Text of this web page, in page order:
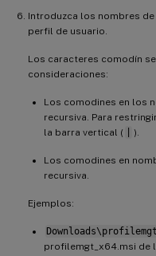
Introduzca los nombres
perfil de usuario.
Los caracteres comodín
consideraciones:
Los comodines en los
recursiva. Para
la barra vertical (
).
Los comodines en
recursiva.
Ejemplos:
profilemgt_x64.msi de